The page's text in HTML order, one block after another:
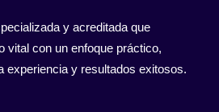
y acreditada que
vital con un enfoque práctico,
experiencia y resultados exitosos.